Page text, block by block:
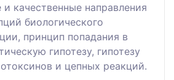
качественные направления
биологического
принцип попадания в
гипотезу, гипотезу
и цепных реакций.